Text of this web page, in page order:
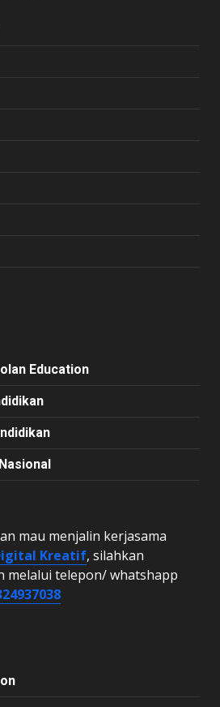
Education
mau menjalin kerjasama
Kreatif, silahkan
melalui telepon/ whatshapp